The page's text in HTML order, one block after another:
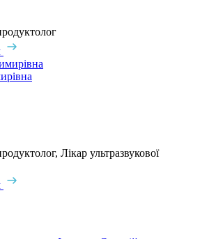
Лікар ультразвукової